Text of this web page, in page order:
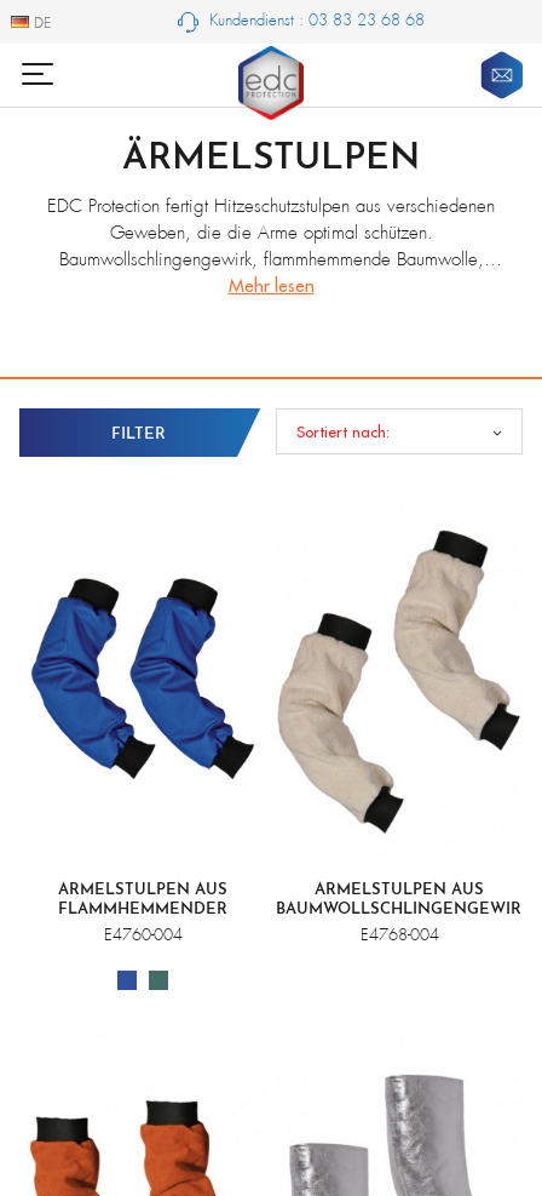
DE
DE Kundendienst : 03 83 23 68 68
ÄRMELSTULPEN
EDC Protection fertigt Hitzeschutzstulpen aus verschiedenen
Geweben, die die Arme optimal schützen.
Baumwollschlingengewirk, flammhemmende Baumwolle,
Kevlar®-Köper, hochtemperaturbeständiges Spaltleder,
Mehr lesen
FILTER Sortiert nach:
ÄRMELSTULPEN AUS
FLAMMHEMMENDER
BAUMWOLLE
E4760-004
ÄRMELSTULPEN AUS
BAUMWOLLSCHLINGENGEWIRK
E4768-004